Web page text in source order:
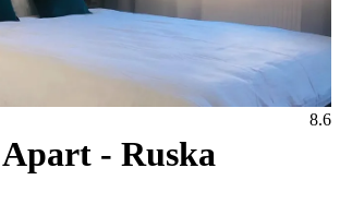
- Ruska
8.6